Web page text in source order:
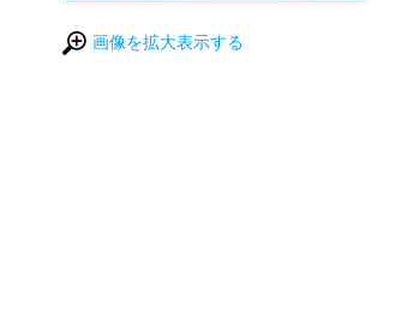
画像を拡大表示する